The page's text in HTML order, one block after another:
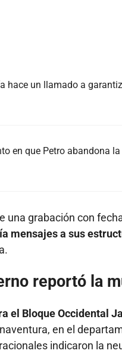
hace un llamado a
en que Petro abandona
una grabación con
mensajes a sus
reportó la
el Bloque Occidental
en el
indicaron la